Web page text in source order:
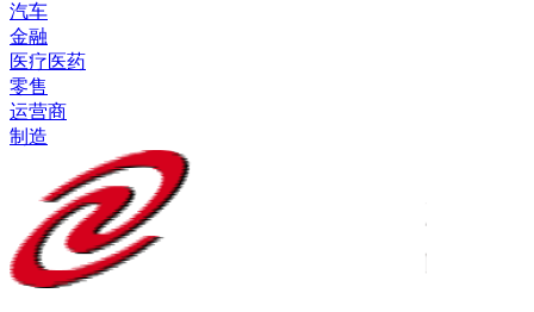
汽车
金融
医疗医药
零售
运营商
制造